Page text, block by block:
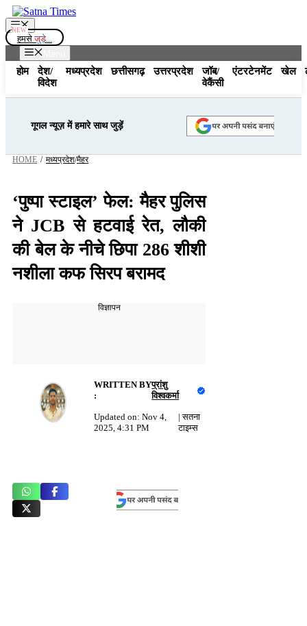
Skip
to
content
Menu
हमसे जुड़े...
होम
देश/
विदेश
मध्यप्रदेश छत्तीसगढ़ उत्तरप्रदेश
जॉब/
वेकैंसी
एंटरटेनमेंट खेल
गूगल न्यूज़ में हमारे साथ जुड़ें
HOME / मध्यप्रदेश/मैहर
‘पुष्पा स्टाइल’ फेल: मैहर पुलिस
ने JCB से हटवाई रेत, लौकी
की बेल के नीचे छिपा 286 शीशी
नशीला कफ सिरप बरामद
विज्ञापन
WRITTEN BY
:
प्रांशु
विश्वकर्मा
Updated on: Nov 4,
2025, 4:31 PM
|सतना
टाइम्स